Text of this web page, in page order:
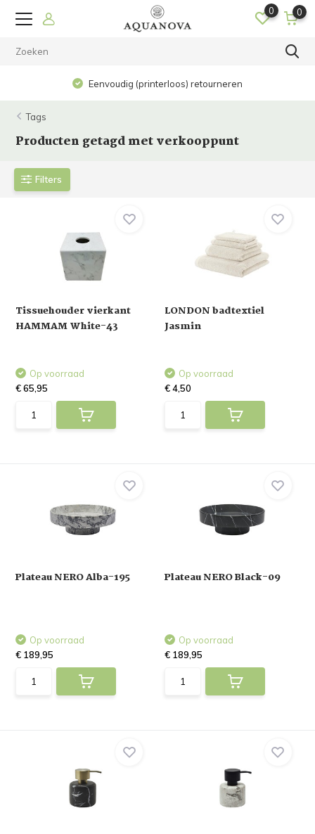
0 0
Eenvoudig (printerloos) retourneren
Tags
Producten getagd met verkooppunt
Filters
Tissuehouder vierkant
HAMMAM White-43
Op voorraad
€ 65,95
LONDON badtextiel
Jasmin
Op voorraad
€ 4,50
Plateau NERO Alba-195
Op voorraad
€ 189,95
Plateau NERO Black-09
Op voorraad
€ 189,95